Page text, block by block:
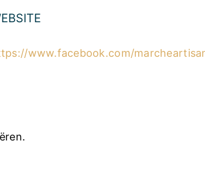
www.facebook.com/